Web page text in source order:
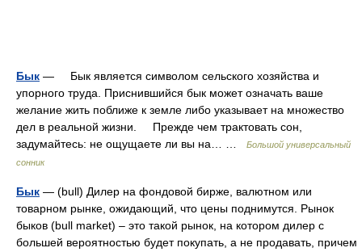
Бык — Бык является символом сельского хозяйства и
упорного труда. Приснившийся бык может означать ваше
желание жить поближе к земле либо указывает на множество
дел в реальной жизни. Прежде чем трактовать сон,
задумайтесь: не ощущаете ли вы на… …
Большой универсальный
сонник
Бык — (bull) Дилер на фондовой бирже, валютном или
товарном рынке, ожидающий, что цены поднимутся. Рынок
быков (bull market) – это такой рынок, на котором дилер с
большей вероятностью будет покупать, а не продавать, причем